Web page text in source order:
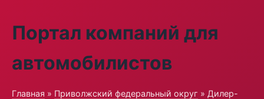
Портал компаний для
автомобилистов
Главная » Приволжский федеральный округ » Дилер-